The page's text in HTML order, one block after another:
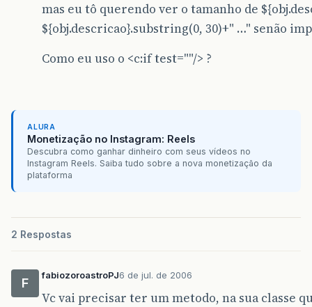
mas eu tô querendo ver o tamanho de
${obj.descricao}.substring(0, 30)+" …" senão
Como eu uso o <c:if test=""/> ?
ALURA
Monetização no Instagram: Reels
Descubra como ganhar dinheiro com seus vídeos no
Instagram Reels. Saiba tudo sobre a nova monetização da
plataforma
2 Respostas
F
fabiozoroastroPJ6 de jul. de 2006
Vc vai precisar ter um metodo, na sua classe